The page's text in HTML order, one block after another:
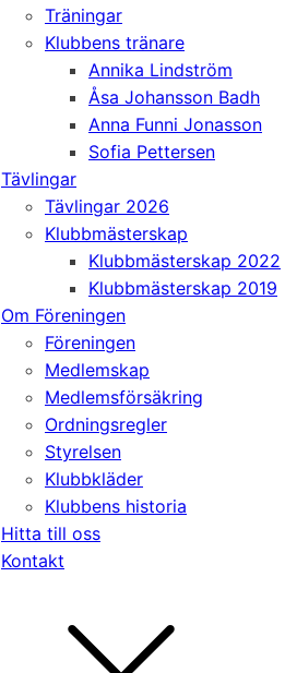
Träningar
Klubbens tränare
Annika Lindström
Åsa Johansson Badh
Anna Funni Jonasson
Sofia Pettersen
Tävlingar
Tävlingar 2026
Klubbmästerskap
Klubbmästerskap 2022
Klubbmästerskap 2019
Om Föreningen
Föreningen
Medlemskap
Medlemsförsäkring
Ordningsregler
Styrelsen
Klubbkläder
Klubbens historia
Hitta till oss
Kontakt